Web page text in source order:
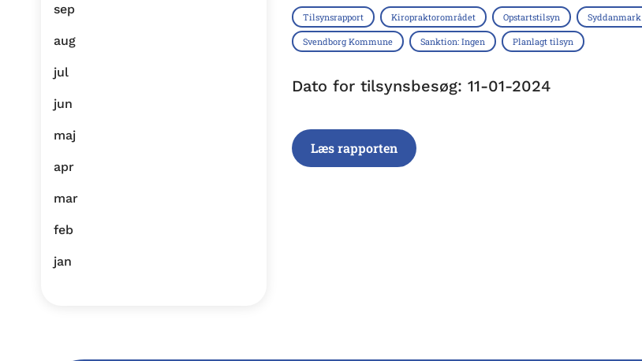
sep
aug
jul
jun
maj
apr
mar
feb
jan
Tilsynsrapport Kiropraktorområdet Opstartstilsyn Syddanmark
Svendborg Kommune Sanktion: Ingen Planlagt tilsyn
Dato for tilsynsbesøg: 11-01-2024
Læs rapporten